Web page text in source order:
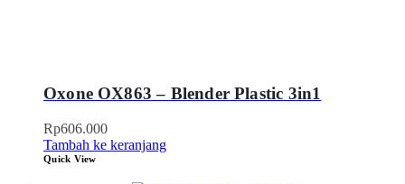
Oxone OX863 – Blender Plastic 3in1
Rp606.000
Tambah ke keranjang
Quick View